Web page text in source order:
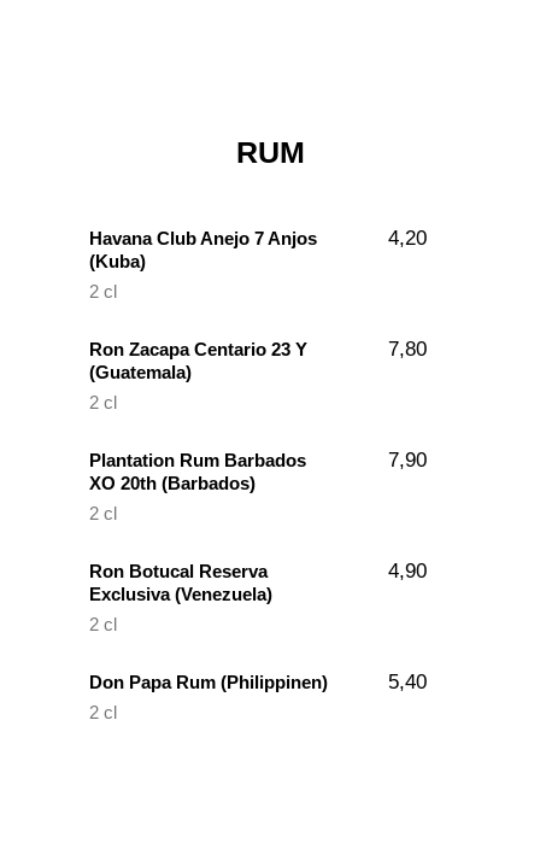
RUM
Havana Club Anejo 7 Anjos
(Kuba)
4,20
2 cl
Ron Zacapa Centario 23 Y
(Guatemala)
7,80
2 cl
Plantation Rum Barbados
XO 20th (Barbados)
7,90
2 cl
Ron Botucal Reserva
Exclusiva (Venezuela)
4,90
2 cl
Don Papa Rum (Philippinen) 5,40
2 cl